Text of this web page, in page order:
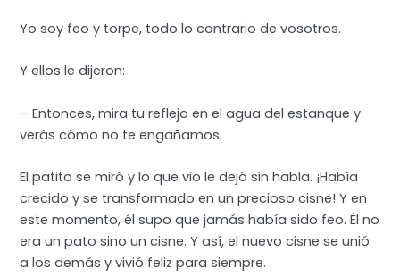
Yo soy feo y torpe, todo lo contrario de vosotros.
Y ellos le dijeron:
– Entonces, mira tu reflejo en el agua del estanque y
verás cómo no te engañamos.
El patito se miró y lo que vio le dejó sin habla. ¡Había
crecido y se transformado en un precioso cisne! Y en
este momento, él supo que jamás había sido feo. Él no
era un pato sino un cisne. Y así, el nuevo cisne se unió
a los demás y vivió feliz para siempre.